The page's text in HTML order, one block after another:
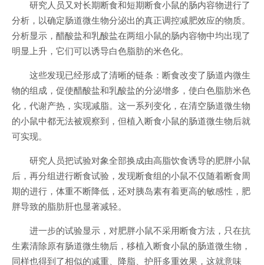
研究人员又对长期断食和短期断食小鼠的肠内容物进行了
分析，以确定肠道微生物分泌出的真正调控减肥效应的物质。
分析显示，醋酸盐和乳酸盐在两组小鼠的肠内容物中均出现了
明显上升，它们可以诱导白色脂肪的米色化。
这些发现已经形成了清晰的链条：断食改变了肠道内微生
物的组成，促使醋酸盐和乳酸盐的分泌增多，使白色脂肪米色
化，代谢产热，实现减脂。这一系列变化，在清空肠道微生物
的小鼠中都无法被观察到，但植入断食小鼠的肠道微生物后就
可实现。
研究人员把试验对象全部换成由高脂饮食诱导的肥胖小鼠
后，再分组进行断食试验，发现断食组的小鼠不仅随着断食周
期的进行，体重不断降低，还对胰岛素有着更高的敏感性，肥
胖导致的脂肪肝也显著减轻。
进一步的试验显示，对肥胖小鼠不采用断食方法，只在抗
生素清除原有肠道微生物后，移植入断食小鼠的肠道微生物，
同样也得到了相似的减重、降脂、护肝多重效果，这就意味